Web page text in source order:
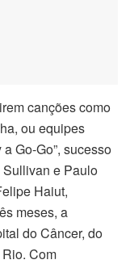
canções como
ou equipes
Go-Go”, sucesso
e Paulo
Haiut,
meses, a
do Câncer, do
Com